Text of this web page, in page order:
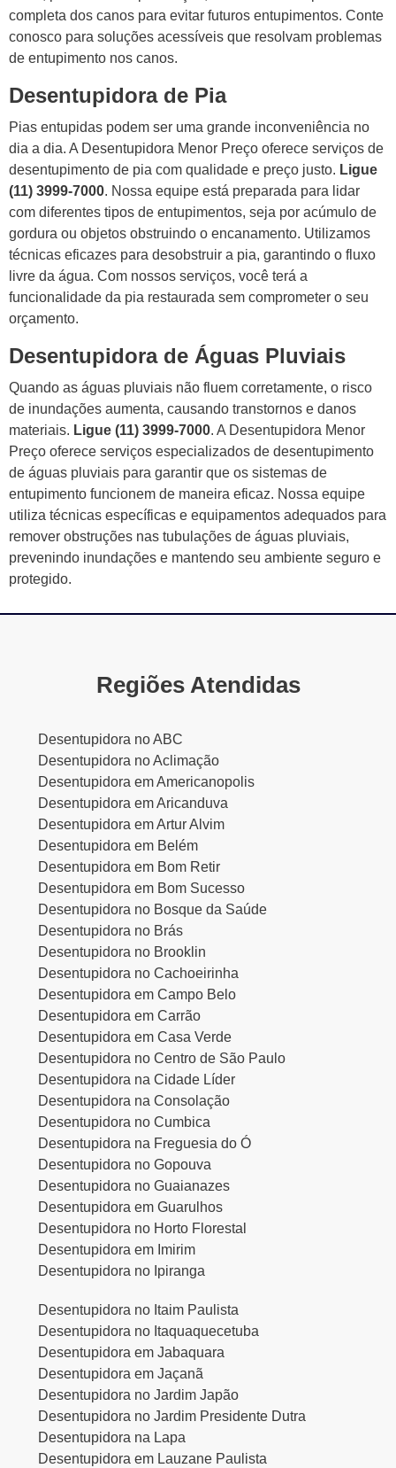
completa dos canos para evitar futuros entupimentos. Conte
conosco para soluções acessíveis que resolvam problemas
de entupimento nos canos.
Desentupidora de Pia
Pias entupidas podem ser uma grande inconveniência no
dia a dia. A Desentupidora Menor Preço oferece serviços de
desentupimento de pia com qualidade e preço justo. Ligue
(11) 3999-7000. Nossa equipe está preparada para lidar
com diferentes tipos de entupimentos, seja por acúmulo de
gordura ou objetos obstruindo o encanamento. Utilizamos
técnicas eficazes para desobstruir a pia, garantindo o fluxo
livre da água. Com nossos serviços, você terá a
funcionalidade da pia restaurada sem comprometer o seu
orçamento.
Desentupidora de Águas Pluviais
Quando as águas pluviais não fluem corretamente, o risco
de inundações aumenta, causando transtornos e danos
materiais. Ligue (11) 3999-7000. A Desentupidora Menor
Preço oferece serviços especializados de desentupimento
de águas pluviais para garantir que os sistemas de
entupimento funcionem de maneira eficaz. Nossa equipe
utiliza técnicas específicas e equipamentos adequados para
remover obstruções nas tubulações de águas pluviais,
prevenindo inundações e mantendo seu ambiente seguro e
protegido.
Regiões Atendidas
Desentupidora no ABC
Desentupidora no Aclimação
Desentupidora em Americanopolis
Desentupidora em Aricanduva
Desentupidora em Artur Alvim
Desentupidora em Belém
Desentupidora em Bom Retir
Desentupidora em Bom Sucesso
Desentupidora no Bosque da Saúde
Desentupidora no Brás
Desentupidora no Brooklin
Desentupidora no Cachoeirinha
Desentupidora em Campo Belo
Desentupidora em Carrão
Desentupidora em Casa Verde
Desentupidora no Centro de São Paulo
Desentupidora na Cidade Líder
Desentupidora na Consolação
Desentupidora no Cumbica
Desentupidora na Freguesia do Ó
Desentupidora no Gopouva
Desentupidora no Guaianazes
Desentupidora em Guarulhos
Desentupidora no Horto Florestal
Desentupidora em Imirim
Desentupidora no Ipiranga
Desentupidora no Itaim Paulista
Desentupidora no Itaquaquecetuba
Desentupidora em Jabaquara
Desentupidora em Jaçanã
Desentupidora no Jardim Japão
Desentupidora no Jardim Presidente Dutra
Desentupidora na Lapa
Desentupidora em Lauzane Paulista